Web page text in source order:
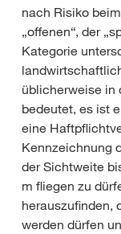
nach Risiko
„offenen“, der
Kategorie
üblicherweise in
bedeutet, es ist
eine
Kennzeichnung
der Sichtweite
m fliegen zu
herauszufinden,
werden dürfen